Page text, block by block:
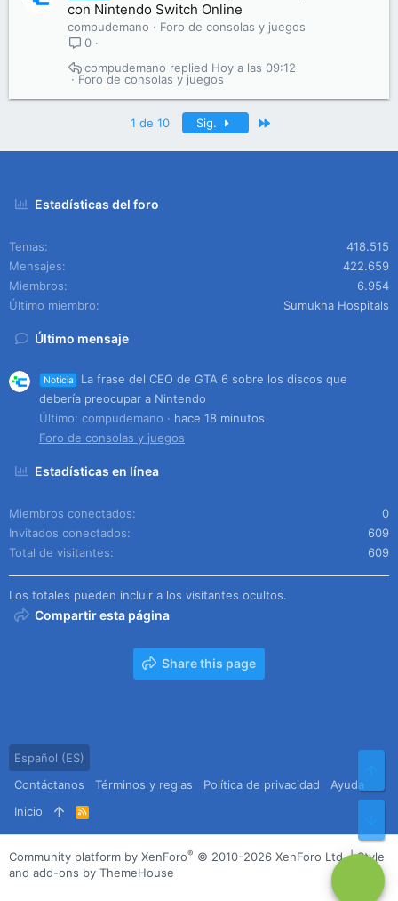
con Nintendo Switch Online
compudemano
Foro de consolas y juegos
0
Foro de consolas y juegos
Hoy a las 09:12
compudemano
1 de 10 Sig.
Estadísticas del foro
Temas
418.515
Mensajes
422.659
Miembros
6.954
Último miembro
Sumukha Hospitals
Último mensaje
Noticia
La frase del CEO de GTA 6 sobre los discos que
debería preocupar a Nintendo
Último: compudemano
hace 18 minutos
Foro de consolas y juegos
Estadísticas en línea
Miembros conectados
0
Invitados conectados
609
Total de visitantes
609
Los totales pueden incluir a los visitantes ocultos.
Compartir esta página
Share this page
Español (ES)
Contáctanos
Términos y reglas Política de privacidad
Ayuda
Inicio
R
S
S
Community platform by XenForo® © 2010-2026 XenForo Ltd. |Style
and add-ons by ThemeHouse